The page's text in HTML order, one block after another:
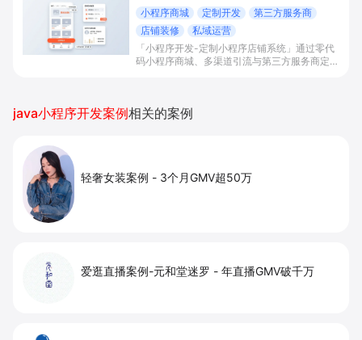
小程序商城 定制开发
第三方服务商
店铺装修
私域运营
「小程序开发-定制小程序店铺系统」通过零代
码小程序商城、多渠道引流与第三方服务商定制
增长。
java小程序开发案例相关的案例
轻奢女装案例 - 3个月GMV超50万
爱逛直播案例-元和堂迷罗 - 年直播GMV破千万